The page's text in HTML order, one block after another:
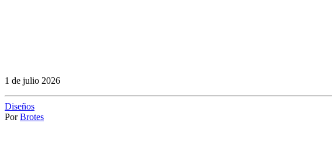
1 de julio 2026
Diseños
Por Brotes